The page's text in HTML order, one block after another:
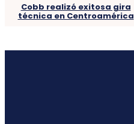
Cobb realizó exitosa gira
técnica en Centroamérica